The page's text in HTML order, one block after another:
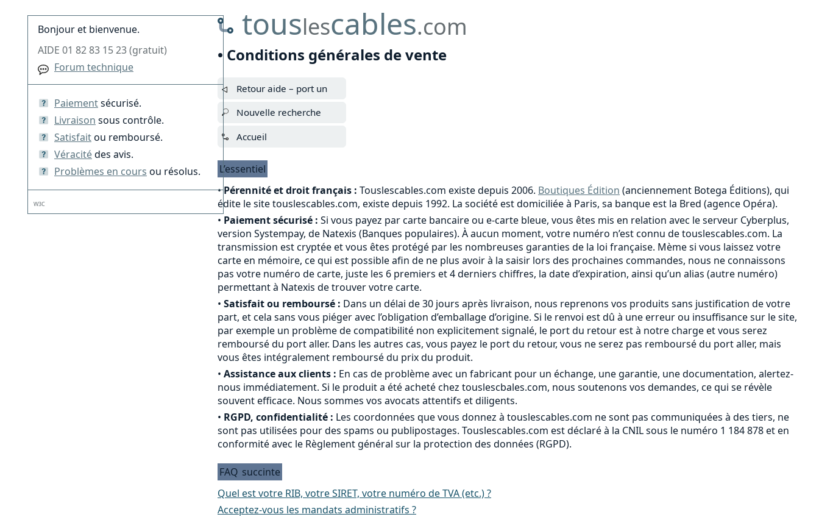
touslescables.com
• Conditions générales de vente
Retour aide – port un
Nouvelle recherche
Accueil
L’essentiel
•Pérennité et droit français : Touslescables.com existe depuis 2006. Boutiques Édition (anciennement Botega Éditions), qui
édite le site touslescables.com, existe depuis 1992. La société est domiciliée à Paris, sa banque est la Bred (agence Opéra).
• Paiement sécurisé : Si vous payez par carte bancaire ou e-carte bleue, vous êtes mis en relation avec le serveur Cyberplus,
version Systempay, de Natexis (Banques populaires). À aucun moment, votre numéro n’est connu de touslescables.com. La
transmission est cryptée et vous êtes protégé par les nombreuses garanties de la loi française. Mème si vous laissez votre
carte en mémoire, ce qui est possible afin de ne plus avoir à la saisir lors des prochaines commandes, nous ne connaissons
pas votre numéro de carte, juste les 6 premiers et 4 derniers chiffres, la date d’expiration, ainsi qu’un alias (autre numéro)
permettant à Natexis de trouver votre carte.
• Satisfait ou remboursé : Dans un délai de 30 jours après livraison, nous reprenons vos produits sans justification de votre
part, et cela sans vous piéger avec l’obligation d’emballage d’origine. Si le renvoi est dû à une erreur ou insuffisance sur le site,
par exemple un problème de compatibilité non explicitement signalé, le port du retour est à notre charge et vous serez
remboursé du port aller. Dans les autres cas, vous payez le port du retour, vous ne serez pas remboursé du port aller, mais
vous êtes intégralement remboursé du prix du produit.
• Assistance aux clients : En cas de problème avec un fabricant pour un échange, une garantie, une documentation, alertez-
nous immédiatement. Si le produit a été acheté chez touslescbales.com, nous soutenons vos demandes, ce qui se révèle
souvent efficace. Nous sommes vos avocats attentifs et diligents.
• RGPD, confidentialité : Les coordonnées que vous donnez à touslescables.com ne sont pas communiquées à des tiers, ne
sont pas utilisées pour des spams ou publipostages. Touslescables.com est déclaré à la CNIL sous le numéro 1 184 878 et en
conformité avec le Règlement général sur la protection des données (RGPD).
FAQ succinte
Quel est votre RIB, votre SIRET, votre numéro de TVA (etc.) ?
Acceptez-vous les mandats administratifs ?
Bonjour et bienvenue.
AIDE 01 82 83 15 23 (gratuit)
Forum technique
Paiementsécurisé.
Livraison sous contrôle.
Satisfaitou remboursé.
Véracitédes avis.
Problèmes en cours ou résolus.
W3C